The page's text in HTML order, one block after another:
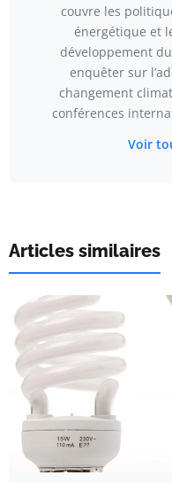
couvre les
énergétique et
développement
enquêter sur
changement
conférences
Voir
Articles similaires